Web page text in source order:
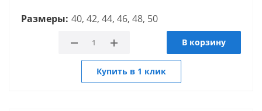
Размеры: 40, 42, 44, 46, 48, 50
В корзину
Купить в 1 клик